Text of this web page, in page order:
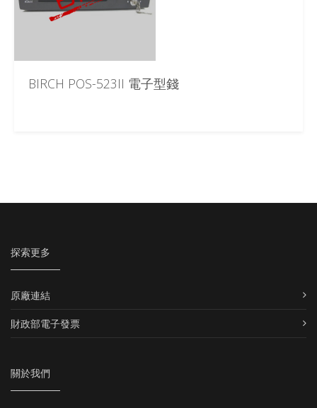
BIRCH POS-523II 電子型錢
探索更多
原廠連結
財政部電子發票
關於我們